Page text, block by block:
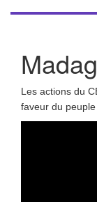
Les actions du
faveur du